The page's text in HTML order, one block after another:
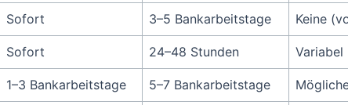
Sofort 3–5 Bankarbeitstage Keine
Sofort 24–48 Stunden Variabel
1–3 Bankarbeitstage 5–7 Bankarbeitstage